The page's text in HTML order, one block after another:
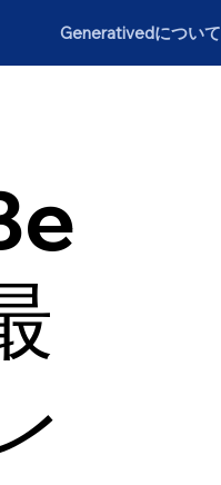
Generativedについて